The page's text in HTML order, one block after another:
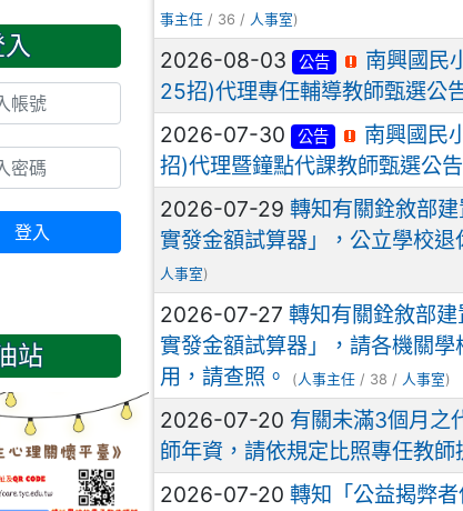
事主任 / 36 / 人事室)
2026-08-03 公告
南興國民
25招)代理專任輔導教師甄選公
2026-07-30 公告
南興國民
招)代理暨鐘點代課教師甄選公告
2026-07-29轉知有關銓敘部
實發金額試算器」，公立學校退
人事室)
2026-07-27轉知有關銓敘部
實發金額試算器」，請各機關學
用，請查照。
(人事主任 / 38 / 人事室)
2026-07-20 有關未滿3個月之
師年資，請依規定比照專任教師
2026-07-20轉知「公益揭弊
登入
站